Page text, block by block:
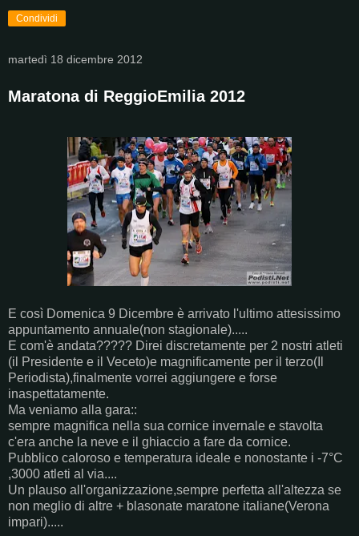
Condividi
martedì 18 dicembre 2012
Maratona di ReggioEmilia 2012
E così Domenica 9 Dicembre è arrivato l'ultimo attesissimo
appuntamento annuale(non stagionale).....
E com'è andata????? Direi discretamente per 2 nostri atleti
(il Presidente e il Veceto)e magnificamente per il terzo(Il
Periodista),finalmente vorrei aggiungere e forse
inaspettatamente.
Ma veniamo alla gara::
sempre magnifica nella sua cornice invernale e stavolta
c'era anche la neve e il ghiaccio a fare da cornice.
Pubblico caloroso e temperatura ideale e nonostante i -7°C
,3000 atleti al via....
Un plauso all'organizzazione,sempre perfetta all'altezza se
non meglio di altre + blasonate maratone italiane(Verona
impari).....